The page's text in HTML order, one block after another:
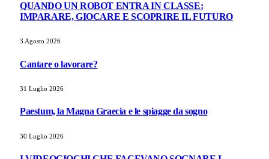
QUANDO UN ROBOT ENTRA IN CLASSE:
IMPARARE, GIOCARE E SCOPRIRE IL FUTURO
3 Agosto 2026
Cantare o lavorare?
31 Luglio 2026
Paestum, la Magna Graecia e le spiagge da sogno
30 Luglio 2026